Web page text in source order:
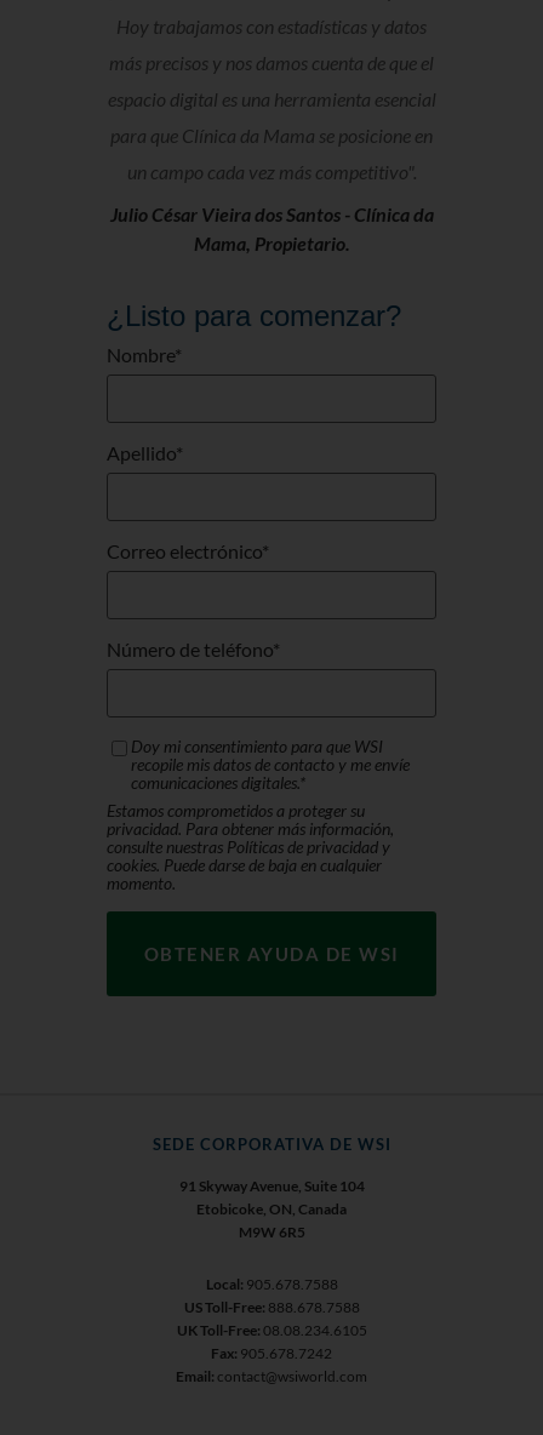
Hoy trabajamos con estadísticas y datos
más precisos y nos damos cuenta de que el
espacio digital es una herramienta esencial
para que Clínica da Mama se posicione en
un campo cada vez más competitivo".
Julio César Vieira dos Santos - Clínica da
Mama, Propietario.
¿Listo para comenzar?
Nombre*
Apellido*
Correo electrónico*
Número de teléfono*
Doy mi consentimiento para que WSI
recopile mis datos de contacto y me envíe
comunicaciones digitales.*
Estamos comprometidos a proteger su
privacidad. Para obtener más información,
consulte nuestras Políticas de privacidad y
cookies. Puede darse de baja en cualquier
momento.
SEDE CORPORATIVA DE WSI
91 Skyway Avenue, Suite 104
Etobicoke, ON, Canada
M9W 6R5
Local: 905.678.7588
US Toll-Free: 888.678.7588
UK Toll-Free: 08.08.234.6105
Fax: 905.678.7242
Email: contact@wsiworld.com